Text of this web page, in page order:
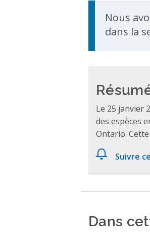
Update
Nous
dans la
Le 25 janvier
des espèces
Ontario.
Suivre
Dans